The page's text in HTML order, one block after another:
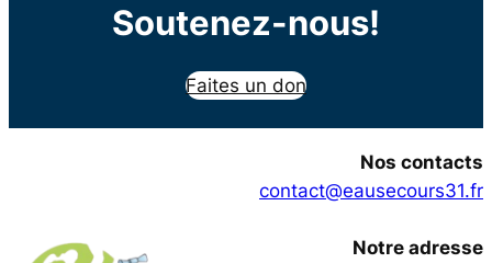
Soutenez-nous!
Faites un don
Nos contacts
contact@eausecours31.fr
Notre adresse